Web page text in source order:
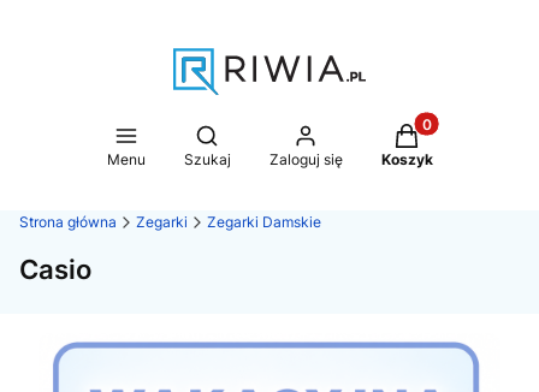
Menu
Otwórz wyszukiwarkę
Szukaj Zaloguj się
Produkty w
Koszyk
Strona główna Zegarki Zegarki Damskie
Casio